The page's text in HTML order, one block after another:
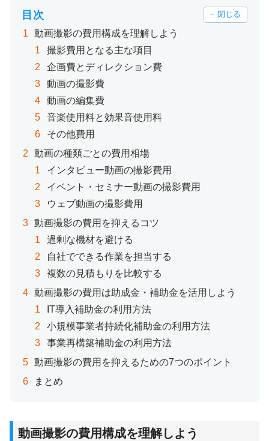
目次 − 閉じる
動画撮影の費用構成を理解しよう
撮影費用となる主な項目
企画費とディレクション費
動画の撮影費
動画の編集費
音楽使用料と効果音使用料
その他費用
動画の種類ごとの費用相場
インタビュー動画の撮影費用
イベント・セミナー動画の撮影費用
ウェブ動画の撮影費用
動画撮影の費用を抑えるコツ
過剰な機材を避ける
自社でできる作業を担当する
複数の見積もりを比較する
動画撮影の費用は助成金・補助金を活用しよう
IT導入補助金の利用方法
小規模事業者持続化補助金の利用方法
事業再構築補助金の利用方法
動画撮影の費用を抑えるための7つのポイント
まとめ
動画撮影の費用構成を理解しよう